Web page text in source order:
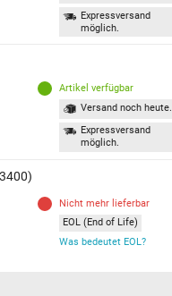
Expressversand
möglich.
Artikel verfügbar
Versand noch heute.
Expressversand
möglich.
Nicht mehr lieferbar
EOL (End of Life)
Was bedeutet EOL?